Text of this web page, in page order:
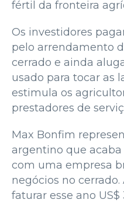
fértil da fronteira
Os investidores
pelo arrendamento
cerrado e ainda
usado para tocar as
estimula os
prestadores de
Max Bonfim
argentino que
com uma empresa
negócios no
faturar esse ano